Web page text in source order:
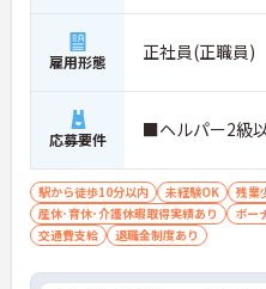
雇用形態 正社員(正職員)
応募要件 ■ヘルパー2級
駅から徒歩10分以内 未経験OK 残業
産休･育休･介護休暇取得実績あり
ボー
交通費支給
退職金制度あり